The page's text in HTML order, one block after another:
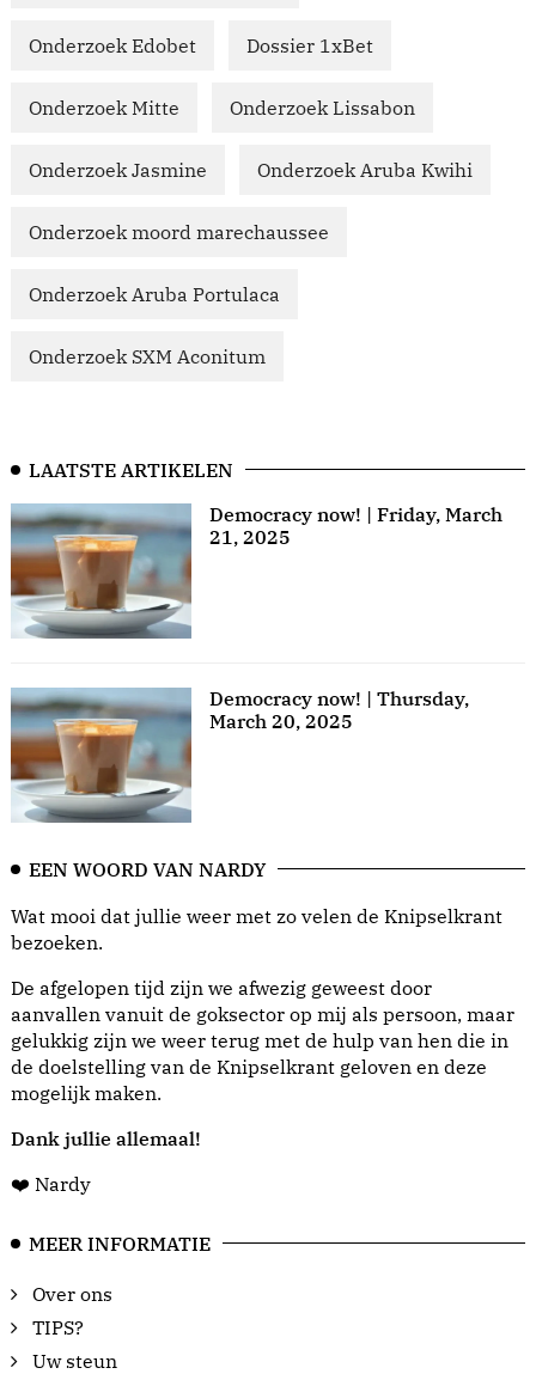
Onderzoek Edobet Dossier 1xBet
Onderzoek Mitte Onderzoek Lissabon
Onderzoek Jasmine Onderzoek Aruba Kwihi
Onderzoek moord marechaussee
Onderzoek Aruba Portulaca
Onderzoek SXM Aconitum
LAATSTE ARTIKELEN
Democracy now! | Friday, March
21, 2025
Democracy now! | Thursday,
March 20, 2025
EEN WOORD VAN NARDY
Wat mooi dat jullie weer met zo velen de Knipselkrant
bezoeken.
De afgelopen tijd zijn we afwezig geweest door
aanvallen vanuit de goksector op mij als persoon, maar
gelukkig zijn we weer terug met de hulp van hen die in
de doelstelling van de Knipselkrant geloven en deze
mogelijk maken.
Dank jullie allemaal!
❤️ Nardy
MEER INFORMATIE
Over ons
TIPS?
Uw steun